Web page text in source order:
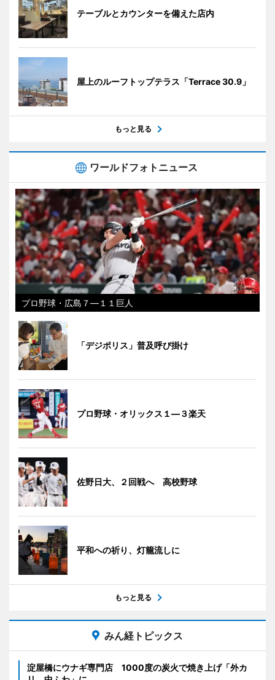
テーブルとカウンターを備えた店内
屋上のルーフトップテラス「Terrace 30.9」
もっと見る
ワールドフォトニュース
プロ野球・広島７―１１巨人
「デジポリス」普及呼び掛け
プロ野球・オリックス１―３楽天
佐野日大、２回戦へ 高校野球
平和への祈り、灯籠流しに
もっと見る
みん経トピックス
淀屋橋にウナギ専門店 1000度の炭火で焼き上げ「外カ